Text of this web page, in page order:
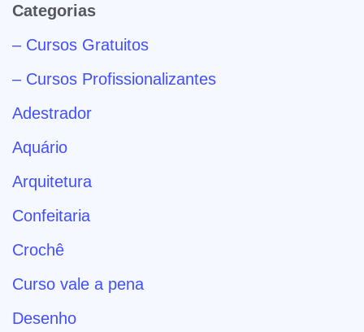
Categorias
– Cursos Gratuitos
– Cursos Profissionalizantes
Adestrador
Aquário
Arquitetura
Confeitaria
Crochê
Curso vale a pena
Desenho